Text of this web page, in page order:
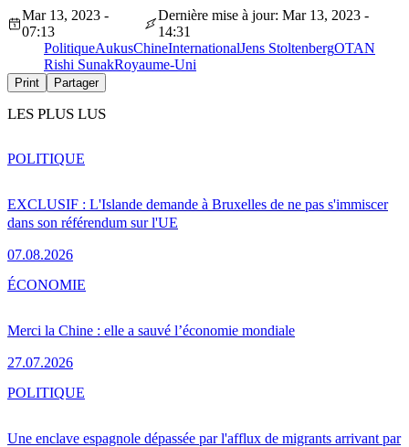
Mar 13, 2023 -
07:13
Dernière mise à jour: Mar 13, 2023 -
14:31
PolitiqueAukusChineInternationalJens StoltenbergOTAN
Rishi SunakRoyaume-Uni
Print Partager
LES PLUS LUS
EXCLUSIF : L'Islande demande à Bruxelles de ne pas s'immiscer
dans son référendum sur l'UE
07.08.2026
POLITIQUE
Merci la Chine : elle a sauvé l’économie mondiale
27.07.2026
ÉCONOMIE
Une enclave espagnole dépassée par l'afflux de migrants arrivant par
POLITIQUE